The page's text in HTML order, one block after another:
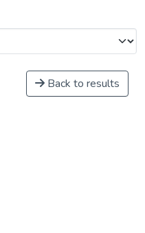
Back to results